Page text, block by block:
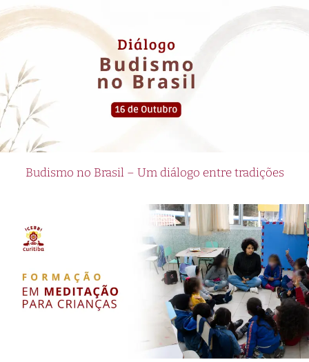
Budismo no Brasil – Um diálogo entre tradições